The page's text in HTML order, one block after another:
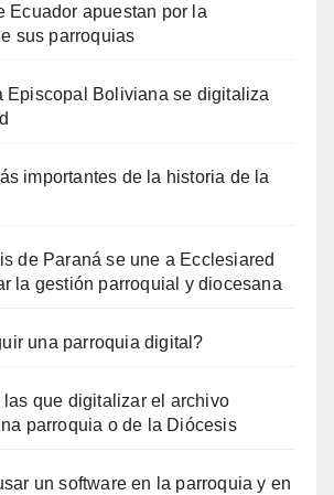
Ecuador apuestan por la
sus parroquias
Episcopal Boliviana se digitaliza
importantes de la historia de la
de Paraná se une a Ecclesiared
la gestión parroquial y diocesana
una parroquia digital?
las que digitalizar el archivo
parroquia o de la Diócesis
un software en la parroquia y en